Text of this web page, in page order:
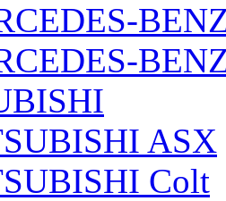
ASX
Colt